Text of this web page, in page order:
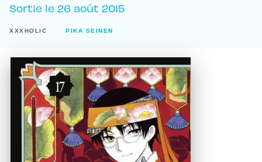
Sortie le 26 août 2015
XXXHOLIC PIKA SEINEN